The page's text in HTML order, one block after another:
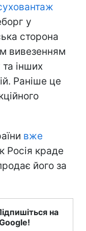
у
сторона
вивезенням
інших
Раніше це
вже
Росія краде
його за
на